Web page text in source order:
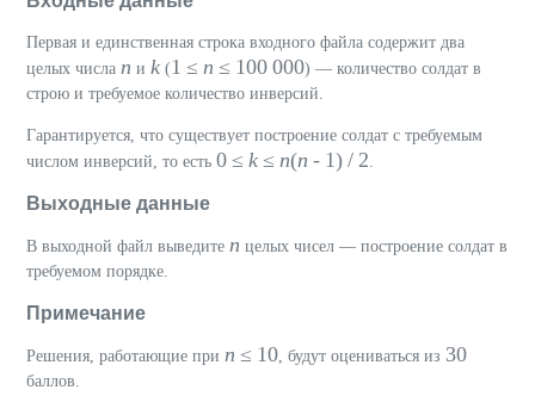
Первая и единственная строка входного файла содержит два
целых числа n и k ( 1 ≤ n ≤ 100 000) — количество солдат в
строю и требуемое количество инверсий.
Гарантируется, что существует построение солдат с требуемым
числом инверсий, то есть 0 ≤ k ≤ n(n - 1) / 2
Выходные данные
В выходной файл выведите n целых чисел — построение солдат в
требуемом порядке.
Примечание
Решения, работающие при n ≤ 10 , будут оцениваться из 30
баллов.